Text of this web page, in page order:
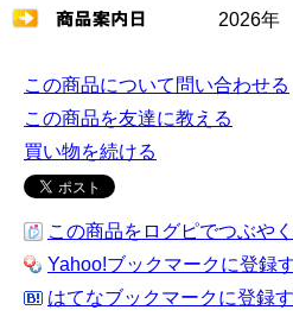
2026
この商品について問い合わせる
この商品を友達に教える
買い物を続ける
この商品をログピでつぶやく
Yahoo!ブックマークに登録
はてなブックマークに登録